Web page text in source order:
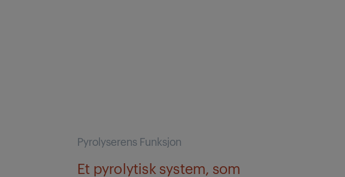
Pyrolyserens Funksjon
Et pyrolytisk system, som